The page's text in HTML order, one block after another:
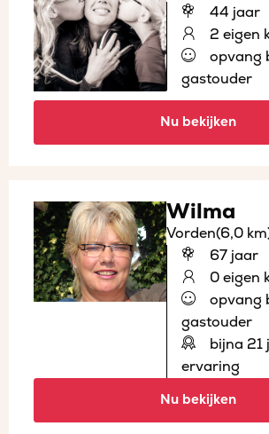
44 jaar
2 eigen
opvang
gastouder
Nu bekijken
Wilma
Vorden(6,0
67 jaar
0 eigen
opvang
gastouder
bijna 21
ervaring
Nu bekijken